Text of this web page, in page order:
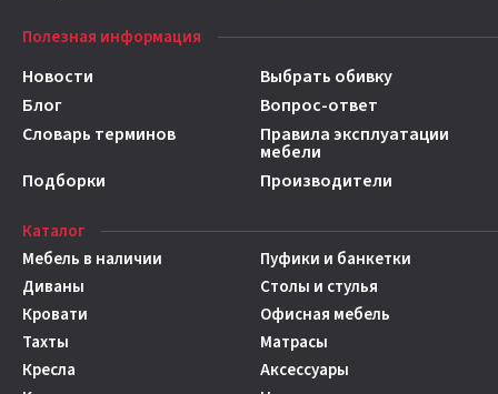
Полезная информация
Новости
Выбрать обивку
Блог
Вопрос-ответ
Словарь терминов
Правила эксплуатации
мебели
Подборки
Производители
Каталог
Мебель в наличии
Диваны
Кровати
Тахты
Кресла
Пуфики и банкетки
Столы и стулья
Офисная мебель
Матрасы
Аксессуары